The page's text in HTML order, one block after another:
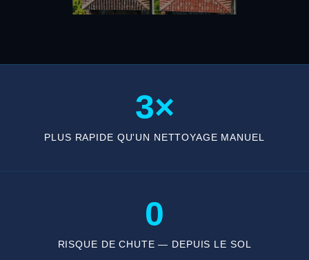
3×
PLUS RAPIDE QU'UN NETTOYAGE MANUEL
0
RISQUE DE CHUTE — DEPUIS LE SOL